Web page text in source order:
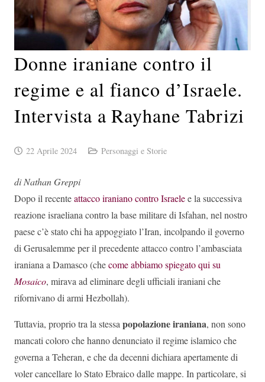
Donne iraniane contro il
regime e al fianco d’Israele.
Intervista a Rayhane Tabrizi
22 Aprile 2024 Personaggi e Storie
di Nathan Greppi
Dopo il recenteattacco iraniano contro Israelee la successiva
reazione israeliana contro la base militare di Isfahan, nel nostro
paese c’è stato chi ha appoggiato l’Iran, incolpando il governo
di Gerusalemme per il precedente attacco contro l’ambasciata
iraniana a Damasco (checome abbiamo spiegato qui su
Mosaico, mirava ad eliminare degli ufficiali iraniani che
rifornivano di armi Hezbollah).
Tuttavia, proprio tra la stessapopolazione iraniana, non sono
mancati coloro che hanno denunciato il regime islamico che
governa a Teheran, e che da decenni dichiara apertamente di
voler cancellare lo Stato Ebraico dalle mappe. In particolare, si